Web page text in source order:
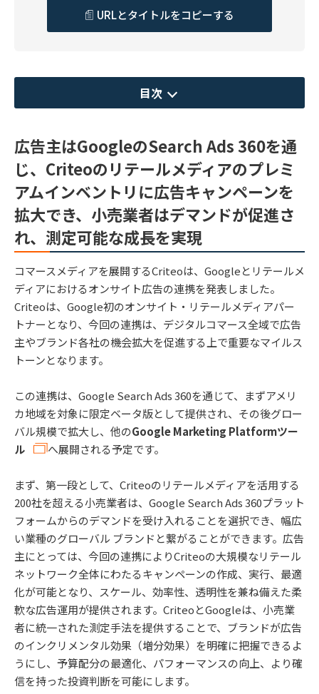
URLとタイトルをコピーする
目次
広告主はGoogleのSearch Ads 360を通
じ、Criteoのリテールメディアのプレミ
アムインベントリに広告キャンペーンを
拡大でき、小売業者はデマンドが促進さ
れ、測定可能な成長を実現
コマースメディアを展開するCriteoは、Googleとリテールメ
ディアにおけるオンサイト広告の連携を発表しました。
Criteoは、Google初のオンサイト・リテールメディアパー
トナーとなり、今回の連携は、デジタルコマース全域で広告
主やブランド各社の機会拡大を促進する上で重要なマイルス
トーンとなります。
この連携は、Google Search Ads 360を通じて、まずアメリ
カ地域を対象に限定ベータ版として提供され、その後グロー
バル規模で拡大し、他のGoogle Marketing Platformツー
ル
へ展開される予定です。
まず、第一段として、Criteoのリテールメディアを活用する
200社を超える小売業者は、Google Search Ads 360プラット
フォームからのデマンドを受け入れることを選択でき、幅広
い業種のグローバル ブランドと繋がることができます。広告
主にとっては、今回の連携によりCriteoの大規模なリテール
ネットワーク全体にわたるキャンペーンの作成、実行、最適
化が可能となり、スケール、効率性、透明性を兼ね備えた柔
軟な広告運用が提供されます。CriteoとGoogleは、小売業
者に統一された測定手法を提供することで、ブランドが広告
のインクリメンタル効果（増分効果）を明確に把握できるよ
うにし、予算配分の最適化、パフォーマンスの向上、より確
信を持った投資判断を可能にします。